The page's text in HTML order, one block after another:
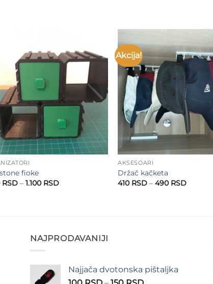
Add to
wishlist
fioke
RSD – 1.100 RSDRaspon
Akcija!
AKSESOARI
Držač kačketa
410 RSD – 490 RSDRaspon
NAJPRODAVANIJI
Najjača dvotonska pištaljka